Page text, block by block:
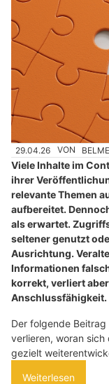
29.04.26 VON
Viele Inhalte im
ihrer
relevante Themen
aufbereitet.
als erwartet.
seltener genutzt
Ausrichtung.
Informationen
korrekt, verliert
Anschlussfähigkeit.
Der folgende
verlieren, woran
gezielt
Weiterlesen